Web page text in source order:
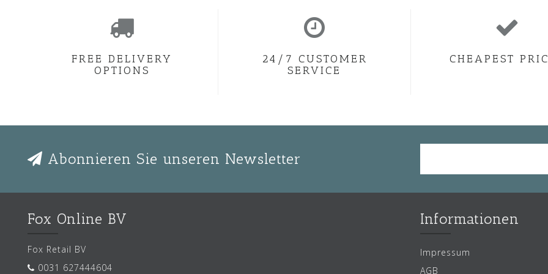
FREE DELIVERY
OPTIONS
24/7 CUSTOMER
SERVICE
CHEAPEST
Abonnieren Sie unseren Newsletter
Fox Online BV
Fox Retail BV
0031 627444604
Informationen
Impressum
AGB